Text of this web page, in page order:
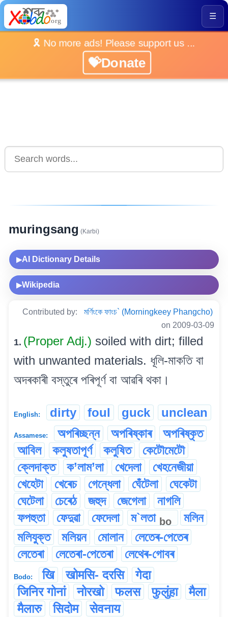
☰
🎗️ No more ads! Please support us ...
💝Donate
muringsang (Karbi)
▶AI Dictionary Details
▶Wikipedia
Contributed by:
মৰ্ণিংকে ফাংচ` (Morningkeey Phangcho)
on 2009-03-09
1. (Proper Adj.) soiled with dirt; filled
with unwanted materials. ধূলি-মাকতি বা
অদৰকাৰী বস্তুৰে পৰিপূৰ্ণ বা আৱৰি থকা।
English: dirty foul guck unclean
Assamese: অপৰিচ্ছন্ন অপৰিষ্কাৰ
অপৰিষ্কৃত
আবিল
কলুষতাপূৰ্ণ কলুষিত
কেটৌমেটৌ
ক্লেদাক্ত
ক’লাম’লা খেদেলা
খেহনেজীয়া
খেহেটা
খেৰেচ গেন্ধেলা ঘেঁটেলা
ঘেকেটা
ঘেটেলা
চেৰেঠ জহুদ জেগেলা
নাগলি
ফপহুতা
ফেদুৱা ফেদেলা ম`লতা bo
মলিন
মলিযুক্ত
মলিয়ন মোলান
লেতেৰ-পেতেৰ
লেতেৰা
লেতেৰা-পেতেৰা লেথেৰ-গোবৰ
Bodo: खि खोमसि- दरसि
गेदा
जिनिर गोनां
नोरखो फलस फुलुंहा
मैला
मैलारु
सिदोम सेवनाय